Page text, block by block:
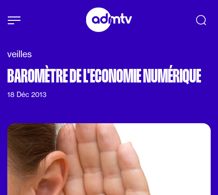
Aller au contenu principal
veilles
BAROMÈTRE DE L'ECONOMIE NUMÉRIQUE
18 Déc 2013
Panneau de gestion des cookies